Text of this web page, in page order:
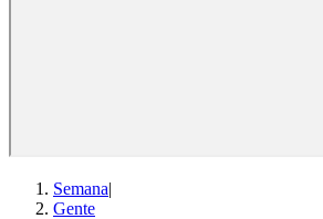
Semana|
Gente